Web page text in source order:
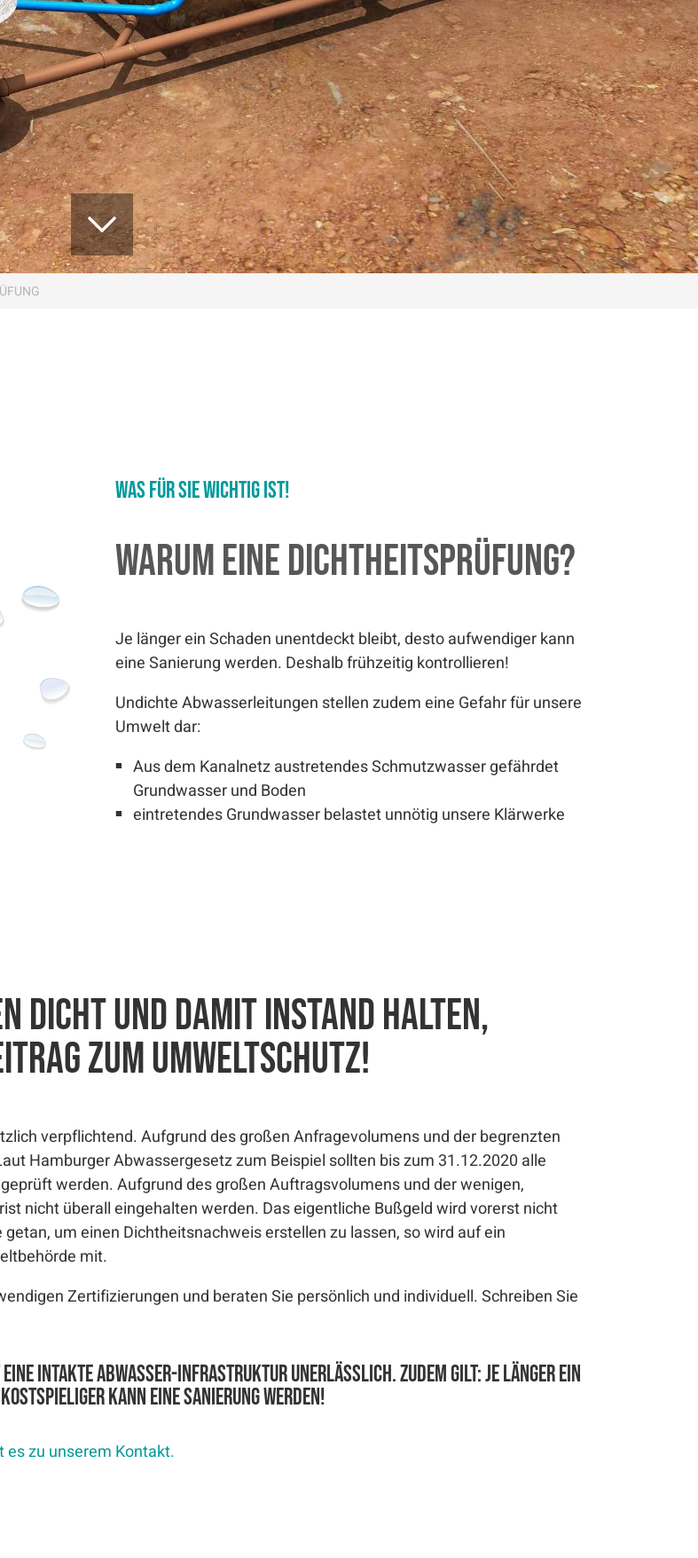
Telefon: 040 71 00 66 00
Zum Inhalt springen
Was für Sie wichtig ist!
Warum eine Dichtheitsprüfung?
Je länger ein Schaden unentdeckt bleibt, desto aufwendiger kann
eine Sanierung werden. Deshalb frühzeitig kontrollieren!
Undichte Abwasserleitungen stellen zudem eine Gefahr für unsere
Umwelt dar:
Aus dem Kanalnetz austretendes Schmutzwasser gefährdet
Grundwasser und Boden
eintretendes Grundwasser belastet unnötig unsere Klärwerke
dicht und damit instand halten,
zum Umweltschutz!
verpflichtend. Aufgrund des großen Anfragevolumens und der begrenzten
Hamburger Abwassergesetz zum Beispiel sollten bis zum 31.12.2020 alle
werden. Aufgrund des großen Auftragsvolumens und der wenigen,
nicht überall eingehalten werden. Das eigentliche Bußgeld wird vorerst nicht
um einen Dichtheitsnachweis erstellen zu lassen, so wird auf ein
mit.
Zertifizierungen und beraten Sie persönlich und individuell. Schreiben Sie
eine intakte Abwasser-Infrastruktur unerlässlich. Zudem gilt: je länger ein
kann eine Sanierung werden!
es zu unserem Kontakt.